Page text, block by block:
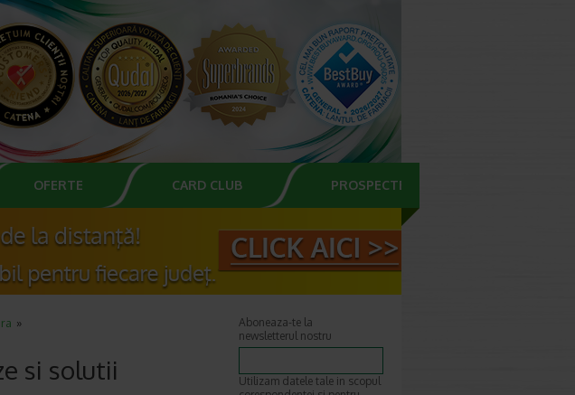
OFERTE CARD CLUB PROSPECTE
si solutii
Aboneaza-te la
newsletterul nostru
Utilizam datele tale in scopul